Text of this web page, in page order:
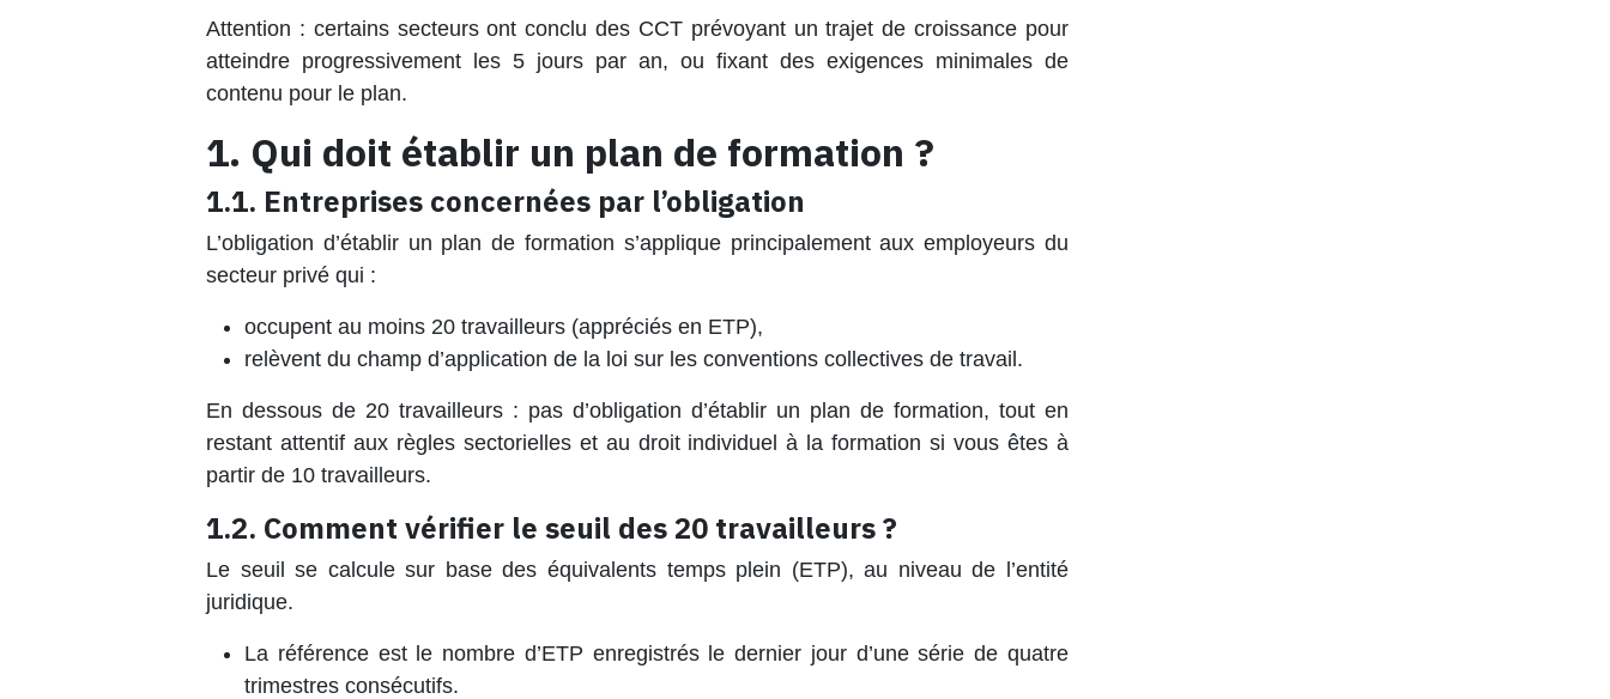
Attention : certains secteurs ont conclu des CCT prévoyant un trajet de croissance pour
atteindre progressivement les 5 jours par an, ou fixant des exigences minimales de
contenu pour le plan.
1. Qui doit établir un plan de formation ?
1.1. Entreprises concernées par l’obligation
L’obligation d’établir un plan de formation s’applique principalement aux employeurs du
secteur privé qui :
occupent au moins 20 travailleurs (appréciés en ETP),
relèvent du champ d’application de la loi sur les conventions collectives de travail.
En dessous de 20 travailleurs : pas d’obligation d’établir un plan de formation, tout en
restant attentif aux règles sectorielles et au droit individuel à la formation si vous êtes à
partir de 10 travailleurs.
1.2. Comment vérifier le seuil des 20 travailleurs ?
Le seuil se calcule sur base des équivalents temps plein (ETP), au niveau de l’entité
juridique.
La référence est le nombre d’ETP enregistrés le dernier jour d’une série de quatre
trimestres consécutifs.